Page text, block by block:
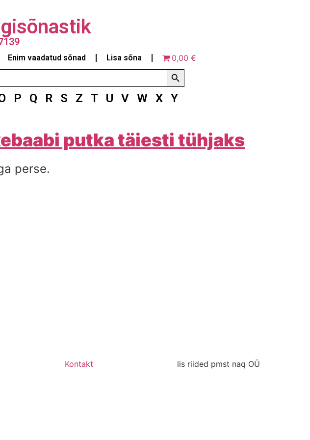
Enim vaadatud sõnad Lisa sõna
0,00 €
Search Button
P Q R S Z T U V W X Y
putka täiesti tühjaks
perse.
Kontakt lis riided pmst naq OÜ